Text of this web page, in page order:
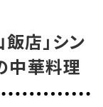
店」シン
中華料理